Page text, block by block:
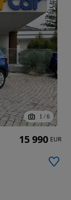
1 / 6
15 990 EUR